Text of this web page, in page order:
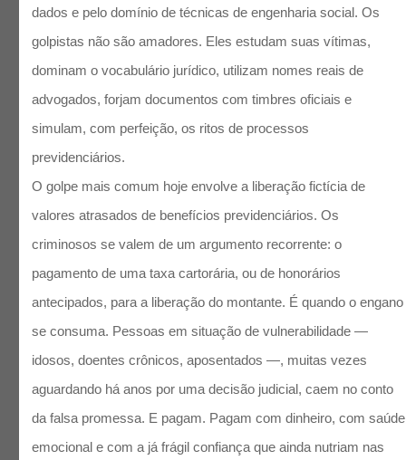
dados e pelo domínio de técnicas de engenharia social. Os
golpistas não são amadores. Eles estudam suas vítimas,
dominam o vocabulário jurídico, utilizam nomes reais de
advogados, forjam documentos com timbres oficiais e
simulam, com perfeição, os ritos de processos
previdenciários.
O golpe mais comum hoje envolve a liberação fictícia de
valores atrasados de benefícios previdenciários. Os
criminosos se valem de um argumento recorrente: o
pagamento de uma taxa cartorária, ou de honorários
antecipados, para a liberação do montante. É quando o engano
se consuma. Pessoas em situação de vulnerabilidade —
idosos, doentes crônicos, aposentados —, muitas vezes
aguardando há anos por uma decisão judicial, caem no conto
da falsa promessa. E pagam. Pagam com dinheiro, com saúde
emocional e com a já frágil confiança que ainda nutriam nas